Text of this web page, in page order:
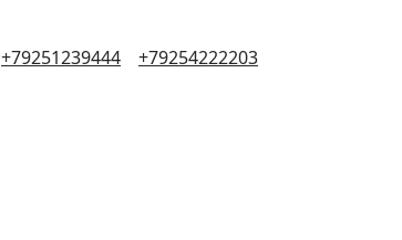
+79251239444 +79254222203